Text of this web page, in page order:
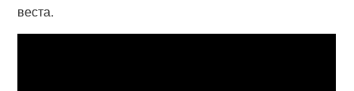
веста.